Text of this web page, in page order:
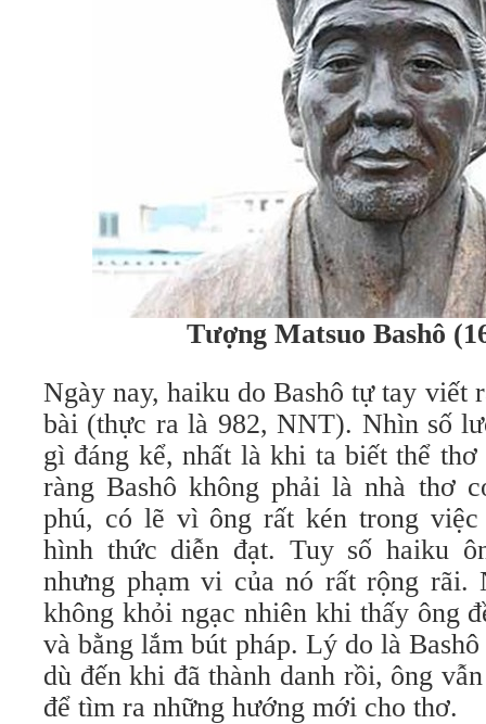
Tượng Matsuo Bashô
Ngày nay, haiku do Bashô tự tay viết
bài (thực ra là 982, NNT). Nhìn số
gì đáng kể, nhất là khi ta biết thể
ràng Bashô không phải là nhà thơ
phú, có lẽ vì ông rất kén trong
hình thức diễn đạt. Tuy số haiku
nhưng phạm vi của nó rất rộng rãi.
không khỏi ngạc nhiên khi thấy ông
và bằng lắm bút pháp. Lý do là
dù đến khi đã thành danh rồi, ông
để tìm ra những hướng mới cho thơ.